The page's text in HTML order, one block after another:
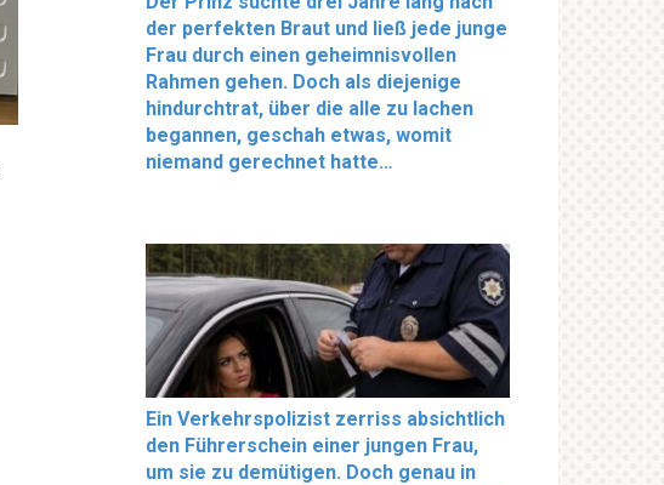
der perfekten Braut und ließ jede junge
Frau durch einen geheimnisvollen
Rahmen gehen. Doch als diejenige
hindurchtrat, über die alle zu lachen
begannen, geschah etwas, womit
niemand gerechnet hatte…
Ein Verkehrspolizist zerriss absichtlich
den Führerschein einer jungen Frau,
um sie zu demütigen. Doch genau in